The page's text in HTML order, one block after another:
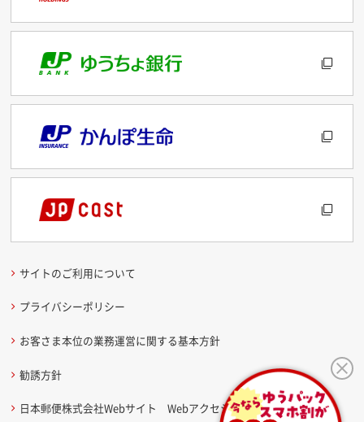
サイトのご利用について
プライバシーポリシー
お客さま本位の業務運営に関する基本方針
勧誘方針
日本郵便株式会社Webサイト Webアクセシビリティ方針